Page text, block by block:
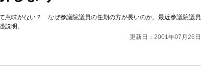
意味がない？ なぜ参議院議員の任期の方が長いのか。最近参議院議員
説明。
更新日：2001年07月26日